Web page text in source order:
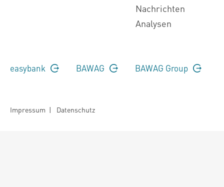
Nachrichten
Analysen
easybank BAWAG BAWAG Group
Impressum | Datenschutz